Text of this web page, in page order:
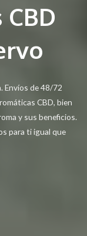
Envíos de 48/72
CBD, bien
y sus beneficios.
para ti igual que